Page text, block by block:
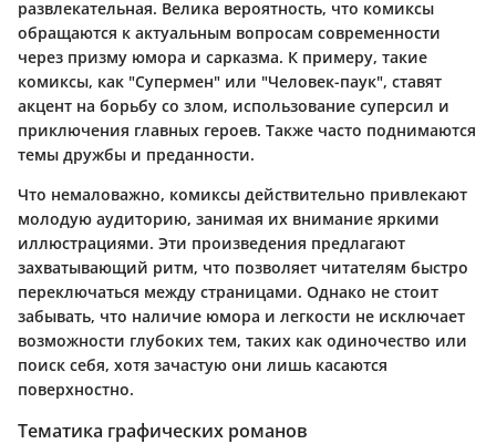
развлекательная. Велика вероятность, что комиксы
обращаются к актуальным вопросам современности
через призму юмора и сарказма. К примеру, такие
комиксы, как "Супермен" или "Человек-паук", ставят
акцент на борьбу со злом, использование суперсил и
приключения главных героев. Также часто поднимаются
темы дружбы и преданности.
Что немаловажно, комиксы действительно привлекают
молодую аудиторию, занимая их внимание яркими
иллюстрациями. Эти произведения предлагают
захватывающий ритм, что позволяет читателям быстро
переключаться между страницами. Однако не стоит
забывать, что наличие юмора и легкости не исключает
возможности глубоких тем, таких как одиночество или
поиск себя, хотя зачастую они лишь касаются
поверхностно.
Тематика графических романов